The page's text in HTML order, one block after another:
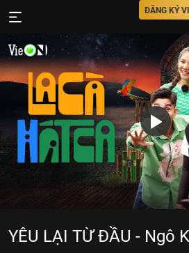
ĐĂNG KÝ
YÊU LẠI TỪ ĐẦU - Ngô